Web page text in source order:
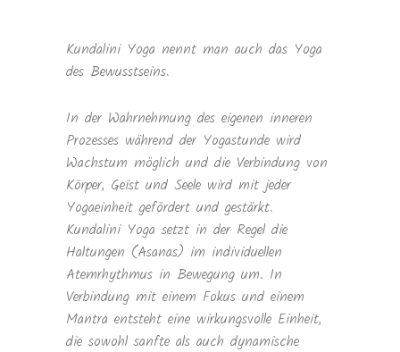
Kundalini Yoga nennt man auch das Yoga
des Bewusstseins.
In der Wahrnehmung des eigenen inneren
Prozesses während der Yogastunde wird
Wachstum möglich und die Verbindung von
Körper, Geist und Seele wird mit jeder
Yogaeinheit gefördert und gestärkt.
Kundalini Yoga setzt in der Regel die
Haltungen (Asanas) im individuellen
Atemrhythmus in Bewegung um. In
Verbindung mit einem Fokus und einem
Mantra entsteht eine wirkungsvolle Einheit,
die sowohl sanfte als auch dynamische